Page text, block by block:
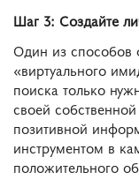
Шаг 3: Создайте
Один из способов
«виртуального
поиска только
своей
позитивной
инструментом в
положительного